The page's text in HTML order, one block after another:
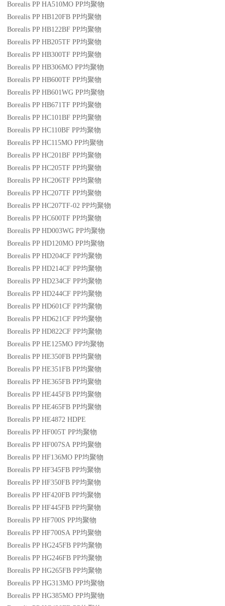
Borealis PP HA510MO PP均聚物
Borealis PP HB120FB PP均聚物
Borealis PP HB122BF PP均聚物
Borealis PP HB205TF PP均聚物
Borealis PP HB300TF PP均聚物
Borealis PP HB306MO PP均聚物
Borealis PP HB600TF PP均聚物
Borealis PP HB601WG PP均聚物
Borealis PP HB671TF PP均聚物
Borealis PP HC101BF PP均聚物
Borealis PP HC110BF PP均聚物
Borealis PP HC115MO PP均聚物
Borealis PP HC201BF PP均聚物
Borealis PP HC205TF PP均聚物
Borealis PP HC206TF PP均聚物
Borealis PP HC207TF PP均聚物
Borealis PP HC207TF-02 PP均聚物
Borealis PP HC600TF PP均聚物
Borealis PP HD003WG PP均聚物
Borealis PP HD120MO PP均聚物
Borealis PP HD204CF PP均聚物
Borealis PP HD214CF PP均聚物
Borealis PP HD234CF PP均聚物
Borealis PP HD244CF PP均聚物
Borealis PP HD601CF PP均聚物
Borealis PP HD621CF PP均聚物
Borealis PP HD822CF PP均聚物
Borealis PP HE125MO PP均聚物
Borealis PP HE350FB PP均聚物
Borealis PP HE351FB PP均聚物
Borealis PP HE365FB PP均聚物
Borealis PP HE445FB PP均聚物
Borealis PP HE465FB PP均聚物
Borealis PP HE4872 HDPE
Borealis PP HF005T PP均聚物
Borealis PP HF007SA PP均聚物
Borealis PP HF136MO PP均聚物
Borealis PP HF345FB PP均聚物
Borealis PP HF350FB PP均聚物
Borealis PP HF420FB PP均聚物
Borealis PP HF445FB PP均聚物
Borealis PP HF700S PP均聚物
Borealis PP HF700SA PP均聚物
Borealis PP HG245FB PP均聚物
Borealis PP HG246FB PP均聚物
Borealis PP HG265FB PP均聚物
Borealis PP HG313MO PP均聚物
Borealis PP HG385MO PP均聚物